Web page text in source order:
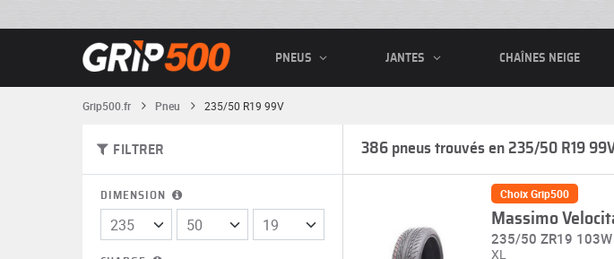
PNEUS JANTES CHAÎNES NEIGE
Grip500.fr Pneu 235/50 R19 99V
FILTRER
DIMENSION
386 pneus trouvés en 235/50 R19
Choix Grip500
Massimo
235/50 ZR19 103W
XL